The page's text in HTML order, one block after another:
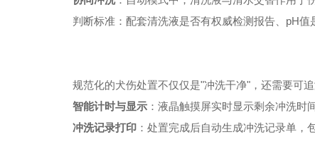
判断标准：配套清洗液是否有权威检测报告、pH
规范化的犬伤处置不仅仅是"冲洗干净"，还需要可追
智能计时与显示 ：液晶触摸屏实时显示剩余冲洗
冲洗记录打印 ：处置完成后自动生成冲洗记录单